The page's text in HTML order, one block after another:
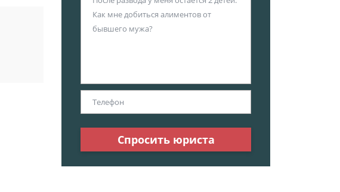
Спросить юриста